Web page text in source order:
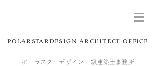
POLARSTARDESIGN ARCHITECT OFFICE
ポーラスターデザイン一級建築士事務所